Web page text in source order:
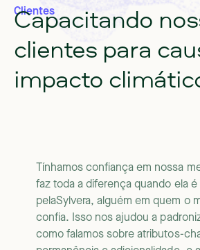
Clientes
Capacitando
clientes para
impacto
Tínhamos confiança em nossa
faz toda a diferença quando ela é
pelaSylvera, alguém em quem o
confia. Isso nos ajudou a
como falamos sobre atributos-